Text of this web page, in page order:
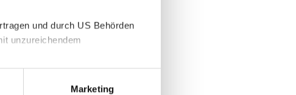
und durch US Behörden
unzureichendem
Marketing